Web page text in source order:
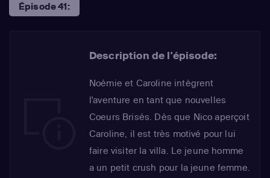
Épisode 41:
Description de l'épisode:
Noémie et Caroline intègrent
l'aventure en tant que nouvelles
Coeurs Brisés. Dès que Nico aperçoit
Caroline, il est très motivé pour lui
faire visiter la villa. Le jeune homme
a un petit crush pour la jeune femme.